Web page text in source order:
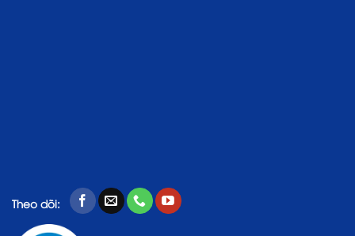
Theo dõi: